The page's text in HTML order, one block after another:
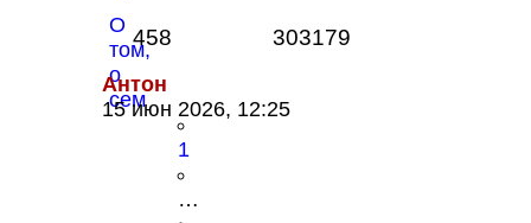
О
том,
о
сем
1
…
458 303179
Антон
15 июн 2026, 12:25